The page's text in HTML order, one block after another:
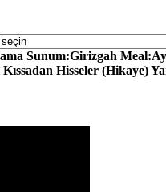
Sunum:Girizgah
Hisseler (Hikaye)